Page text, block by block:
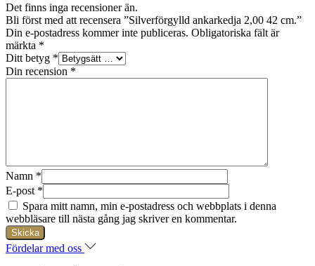
Det finns inga recensioner än.
Bli först med att recensera ”Silverförgylld ankarkedja 2,00 42 cm.”
Din e-postadress kommer inte publiceras. Obligatoriska fält är
märkta *
Ditt betyg *
Din recension *
Namn *
E-post *
Spara mitt namn, min e-postadress och webbplats i denna
webbläsare till nästa gång jag skriver en kommentar.
Fördelar med oss